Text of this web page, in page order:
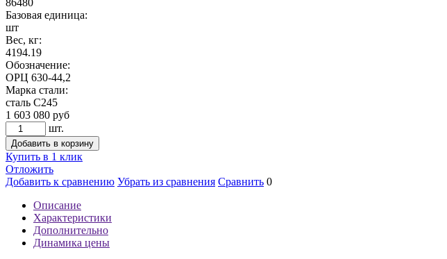
Базовая единица:
шт
Вес, кг:
4194.19
Обозначение:
ОРЦ 630-44,2
Марка стали:
сталь С245
1 603 080 руб
шт.
Добавить в корзину
Купить в 1 клик
Отложить
Добавить к сравнению Убрать из сравнения Сравнить 0
Описание
Характеристики
Дополнительно
Динамика цены